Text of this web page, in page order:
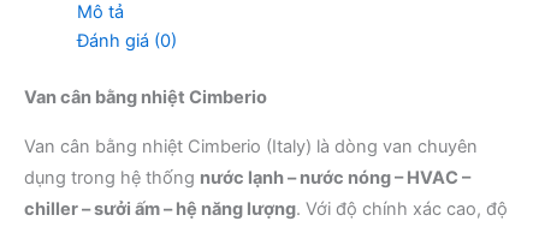
Mô tả
Đánh giá (0)
Van cân bằng nhiệt Cimberio
Van cân bằng nhiệt Cimberio (Italy) là dòng van chuyên
dụng trong hệ thống nước lạnh – nước nóng – HVAC –
chiller – sưởi ấm – hệ năng lượng. Với độ chính xác cao, độ